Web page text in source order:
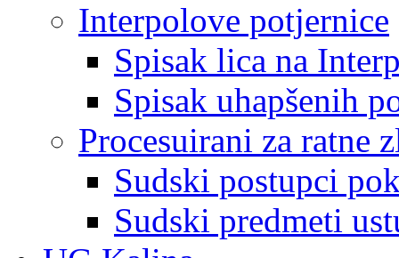
Interpolove potjernice
Spisak lica na
Spisak uhapšenih
Procesuirani za ratne
Sudski postupci
Sudski predmeti